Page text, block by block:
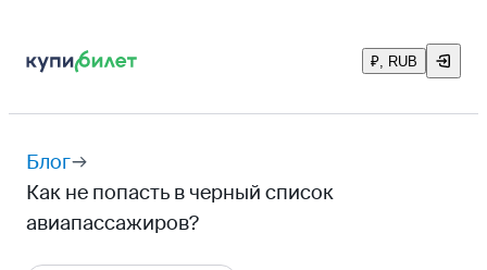
₽, RUB
Блог
Как не попасть в черный список
авиапассажиров?